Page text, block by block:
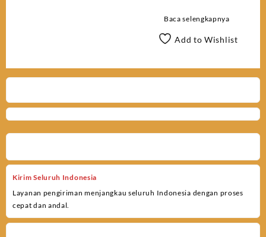
Baca selengkapnya
Add to Wishlist
Kirim Seluruh Indonesia
Layanan pengiriman menjangkau seluruh Indonesia dengan proses
cepat dan andal.